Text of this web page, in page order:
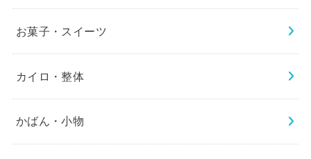
お菓子・スイーツ
カイロ・整体
かばん・小物